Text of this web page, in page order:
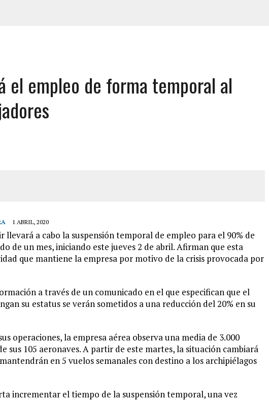
BRUTAL CRIMEN CONTRA ADOLESCENTE VENEZOLANO: AUTOR MATERIAL SE MANTIENE EN FUGA
SALDO DE COLISIÓN MÚLTIPLE EN LA AUTOPISTA VALLE-COCHE
VENEZOLANO DE 15 AÑOS EN LICEO DE CHILE: SUS COMPAÑEROS LO ESPERARON EN LA SALIDA
POR FALTA DE TRATAMIENTO DESENCADENÓ TRAGEDIA FAMILIAR
LA QUE SOBREVIVIÓ UN HOMBRE Y SU FAMILIA TRAS LOS TERREMOTOS: CAYERON DESDE EL PISO NUEVE DEL
el empleo de forma temporal al
1 ABRIL, 2020
llevará a cabo la suspensión temporal de empleo para el 90% de
de un mes, iniciando este jueves 2 de abril. Afirman que esta
que mantiene la empresa por motivo de la crisis provocada por
a través de un comunicado en el que especifican que el
su estatus se verán sometidos a una reducción del 20% en su
operaciones, la empresa aérea observa una media de 3.000
sus 105 aeronaves. A partir de este martes, la situación cambiará
en 5 vuelos semanales con destino a los archipiélagos
incrementar el tiempo de la suspensión temporal, una vez